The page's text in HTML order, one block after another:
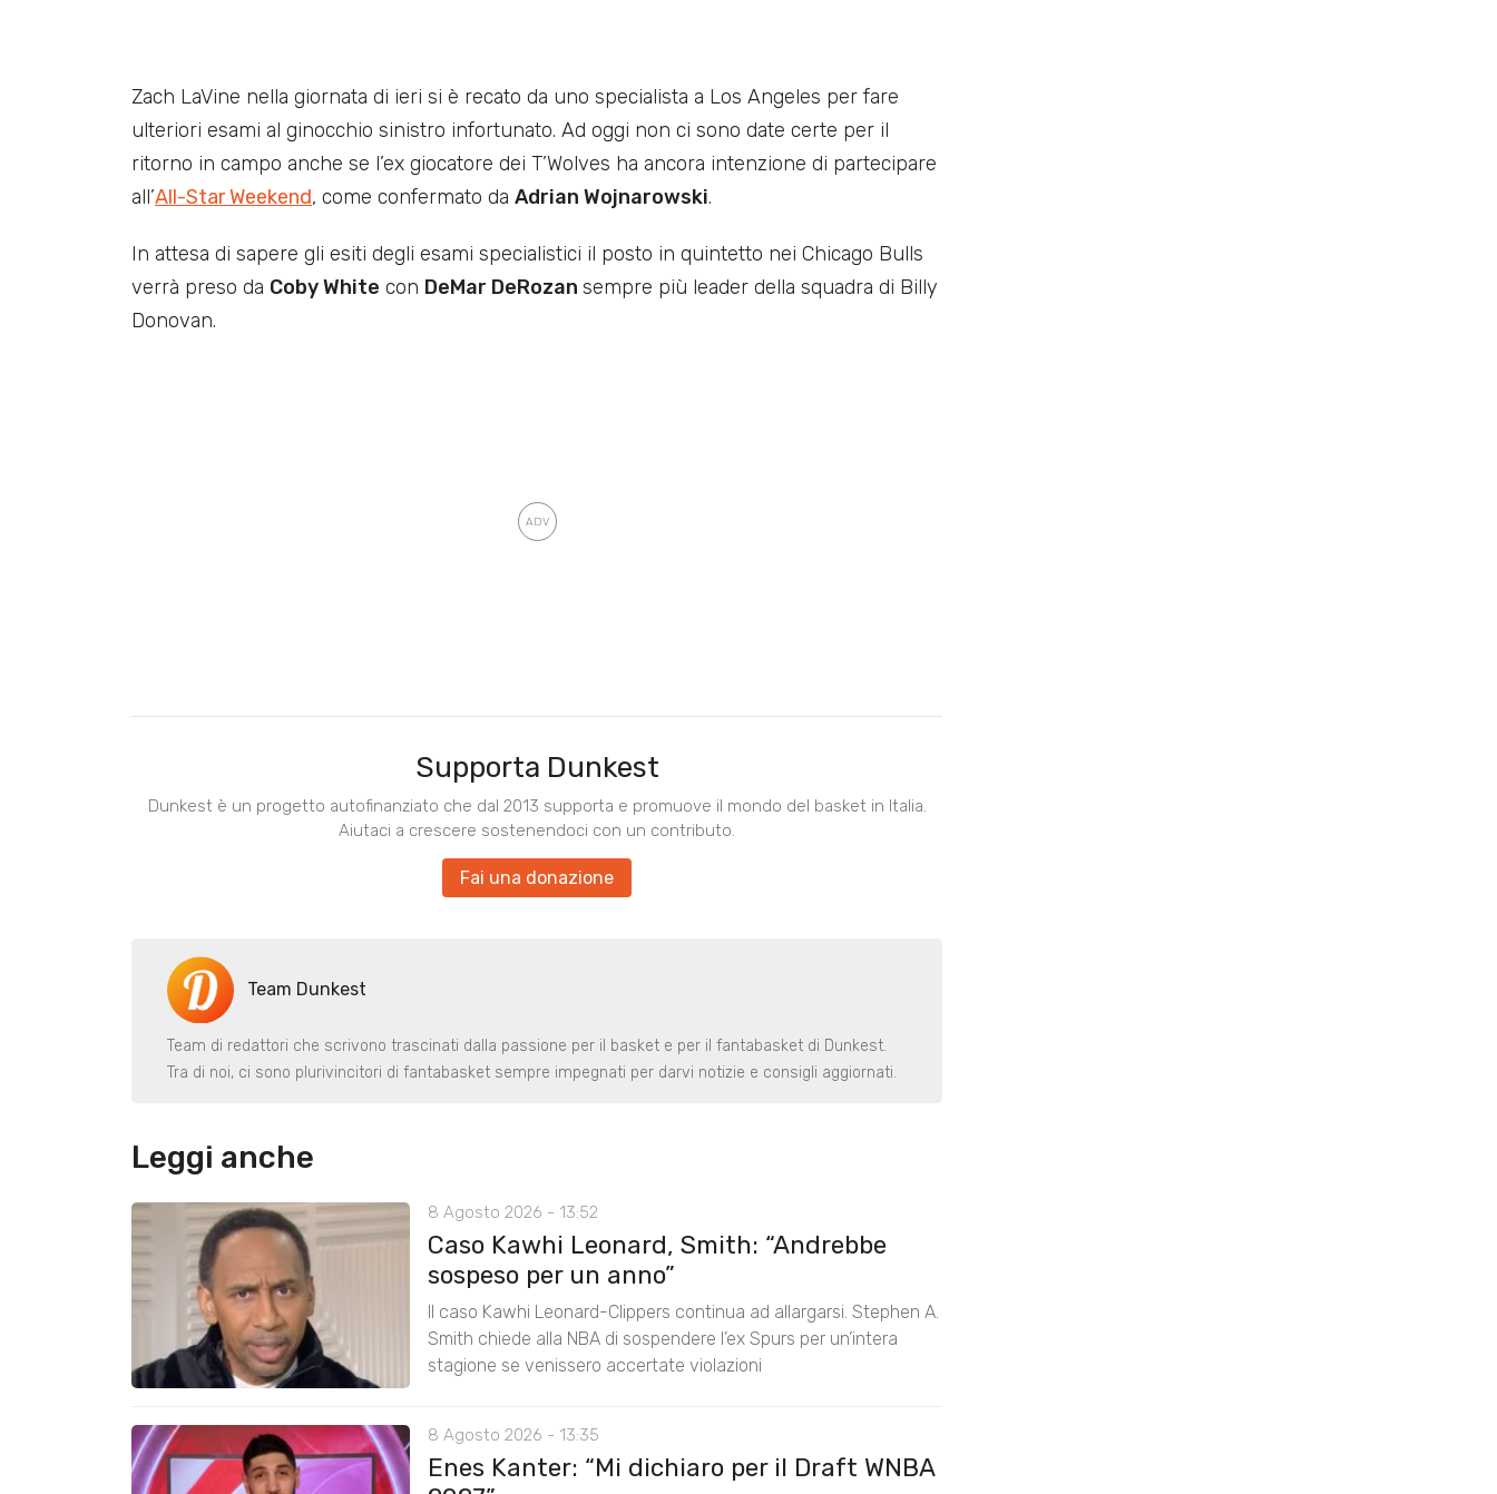
Zach LaVine nella giornata di ieri si è recato da uno specialista a Los Angeles per fare
ulteriori esami al ginocchio sinistro infortunato. Ad oggi non ci sono date certe per il
ritorno in campo anche se l’ex giocatore dei T’Wolves ha ancora intenzione di partecipare
all’All-Star Weekend, come confermato da Adrian Wojnarowski.
In attesa di sapere gli esiti degli esami specialistici il posto in quintetto nei Chicago Bulls
verrà preso da Coby White con DeMar DeRozan sempre più leader della squadra di Billy
Donovan.
Supporta Dunkest
Dunkest è un progetto autofinanziato che dal 2013 supporta e promuove il mondo del basket in Italia.
Aiutaci a crescere sostenendoci con un contributo.
Fai una donazione
Team Dunkest
Team di redattori che scrivono trascinati dalla passione per il basket e per il fantabasket di Dunkest.
Tra di noi, ci sono plurivincitori di fantabasket sempre impegnati per darvi notizie e consigli aggiornati.
Leggi anche
8 Agosto 2026 - 13:52
Caso Kawhi Leonard, Smith: “Andrebbe
sospeso per un anno”
Il caso Kawhi Leonard-Clippers continua ad allargarsi. Stephen A.
Smith chiede alla NBA di sospendere l’ex Spurs per un’intera
stagione se venissero accertate violazioni
8 Agosto 2026 - 13:35
Enes Kanter: “Mi dichiaro per il Draft WNBA